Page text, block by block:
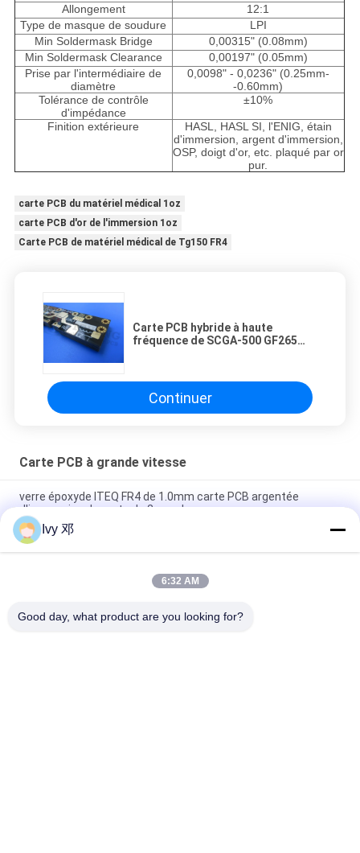
Allongement
12:1
Type de masque de soudure
LPI
Min Soldermask Bridge
0,00315" (0.08mm)
Min Soldermask Clearance
0,00197" (0.05mm)
Prise par l'intermédiaire de
diamètre
0,0098" - 0,0236" (0.25mm-
-0.60mm)
Tolérance de contrôle
d'impédance
±10%
Finition extérieure
HASL, HASL SI, l'ENIG, étain
d'immersion, argent d'immersion,
OSP, doigt d'or, etc. plaqué par or
pur.
carte PCB du matériel médical 1oz
carte PCB d'or de l'immersion 1oz
Carte PCB de matériel médical de Tg150 FR4
Carte PCB hybride à haute
fréquence de SCGA-500 GF265
Continuer
Carte PCB à grande vitesse
verre époxyde ITEQ FR4 de 1.0mm carte PCB argentée
d'immersion de carte de 2 couches
Carte PCB dure plaquée or de doigts de contact d'or de carte
de connecteur de carte PCB de doigt d'or
Plaque de circuits imprimés multicouche à 12 couches M6
Ivy 邓
6:32 AM
Good day, what product are you looking for?